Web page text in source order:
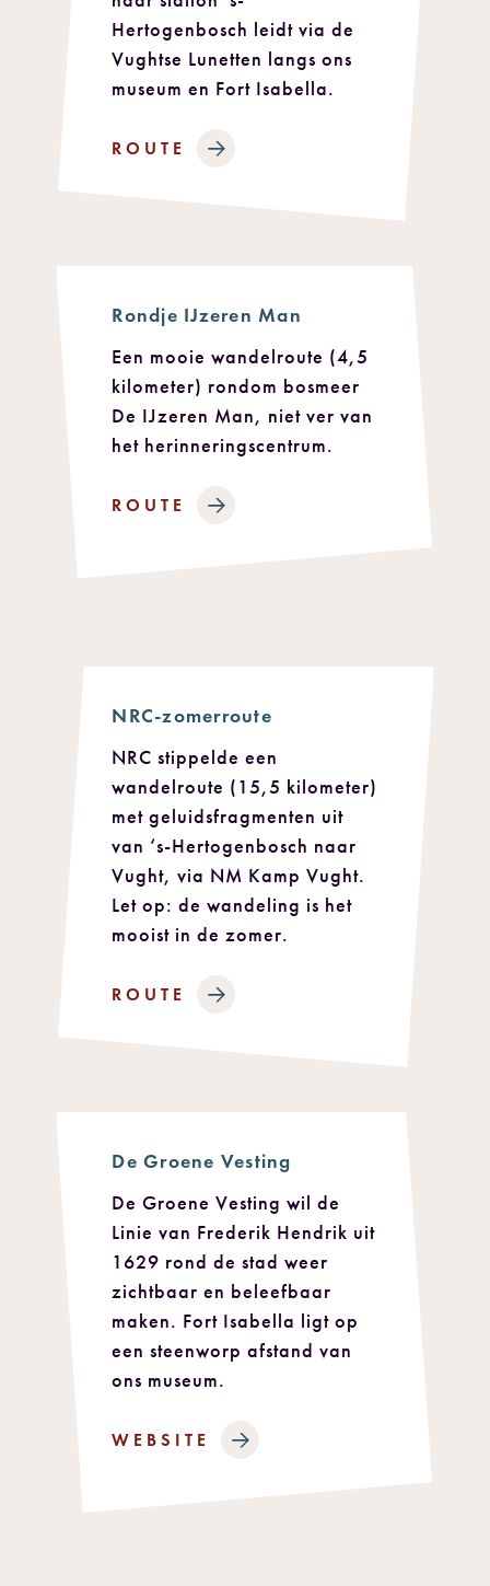
Hertogenbosch leidt via de
Vughtse Lunetten langs ons
museum en Fort Isabella.
ROUTE
Rondje IJzeren Man
Een mooie wandelroute (4,5
kilometer) rondom bosmeer
De IJzeren Man, niet ver van
het herinneringscentrum.
ROUTE
NRC-zomerroute
NRC stippelde een
wandelroute (15,5 kilometer)
met geluidsfragmenten uit
van ‘s-Hertogenbosch naar
Vught, via NM Kamp Vught.
Let op: de wandeling is het
mooist in de zomer.
ROUTE
De Groene Vesting
De Groene Vesting wil de
Linie van Frederik Hendrik uit
1629 rond de stad weer
zichtbaar en beleefbaar
maken. Fort Isabella ligt op
een steenworp afstand van
ons museum.
WEBSITE